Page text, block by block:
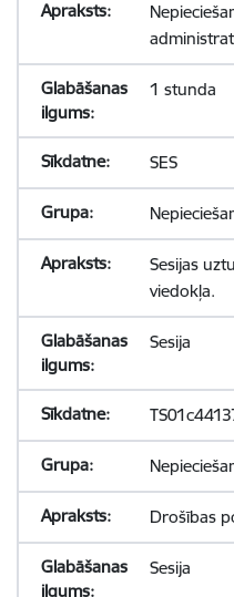
1 stunda
SES
Sesijas
viedokļa.
Sesija
Drošības
Sesija